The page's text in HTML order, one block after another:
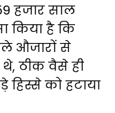
हजार साल
किया है कि
औजारों से
थे, ठीक वैसे ही
को हटाया